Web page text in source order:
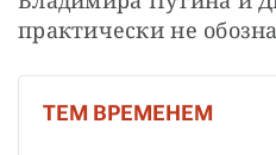
практически не
ТЕМ ВРЕМЕНЕМ